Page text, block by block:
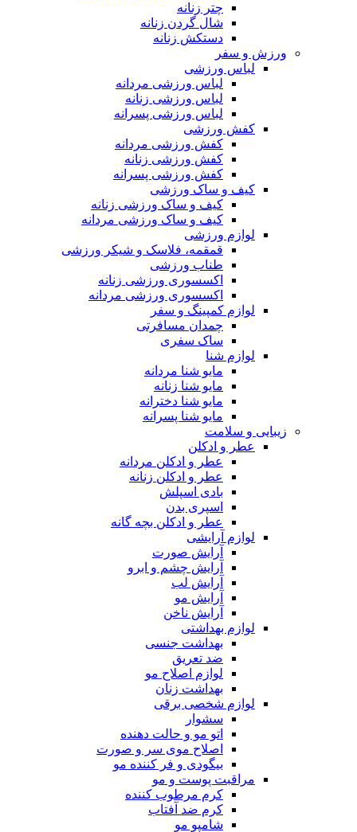
چتر زنانه
شال گردن زنانه
دستکش زنانه
ورزش و سفر
لباس ورزشی
لباس ورزشی مردانه
لباس ورزشی زنانه
لباس ورزشی پسرانه
کفش ورزشی
کفش ورزشی مردانه
کفش ورزشی زنانه
کفش ورزشی پسرانه
کیف و ساک ورزشی
کیف و ساک ورزشی زنانه
کیف و ساک ورزشی مردانه
لوازم ورزشی
قمقمه، فلاسک و شیکر ورزشی
طناب ورزشی
اکسسوری ورزشی زنانه
اکسسوری ورزشی مردانه
لوازم کمپینگ و سفر
چمدان مسافرتی
ساک سفری
لوازم شنا
مایو شنا مردانه
مایو شنا زنانه
مایو شنا دخترانه
مایو شنا پسرانه
زیبایی و سلامت
عطر و ادکلن
عطر و ادکلن مردانه
عطر و ادکلن زنانه
بادی اسپلش
اسپری بدن
عطر و ادکلن بچه گانه
لوازم آرایشی
آرایش صورت
آرایش چشم و ابرو
آرایش لب
آرایش مو
آرایش ناخن
لوازم بهداشتی
بهداشت جنسی
ضد تعریق
لوازم اصلاح مو
بهداشت زنان
لوازم شخصی برقی
سشوار
اتو مو و حالت دهنده
اصلاح موی سر و صورت
بیگودی و فر کننده مو
مراقبت پوست و مو
کرم مرطوب کننده
کرم ضد آفتاب
شامپو مو